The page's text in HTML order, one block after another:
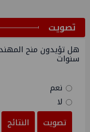
ﺗﺼﻮﻳﺖ
هل تؤيدون منح
سنوات
نعم
لا
تصويت
النتائج